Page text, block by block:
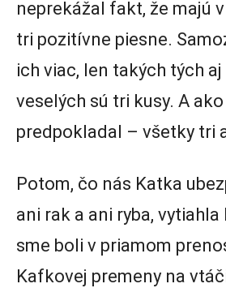
neprekážal fakt, že majú
tri pozitívne piesne.
ich viac, len takých tých
veselých sú tri kusy. A
predpokladal – všetky tri
Potom, čo nás Katka
ani rak a ani ryba, vytiahla
sme boli v priamom
Kafkovej premeny na